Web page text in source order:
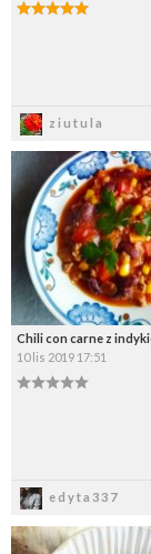
ziutula
Chili con carne z
10 lis 2019 17:51
edyta337